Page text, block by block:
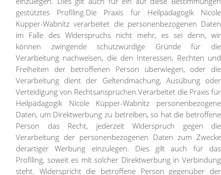
gestütztes Profiling.Die Praxis für Heilpädagogik Nicole
Küpper-Wabnitz verarbeitet die personenbezogenen Daten
im Falle des Widerspruchs nicht mehr, es sei denn, wir
können zwingende schutzwürdige Gründe für die
Verarbeitung nachweisen, die den Interessen, Rechten und
Freiheiten der betroffenen Person überwiegen, oder die
Verarbeitung dient der Geltendmachung, Ausübung oder
Verteidigung von Rechtsansprüchen.Verarbeitet die Praxis für
Heilpädagogik Nicole Küpper-Wabnitz personenbezogene
Daten, um Direktwerbung zu betreiben, so hat die betroffene
Person das Recht, jederzeit Widerspruch gegen die
Verarbeitung der personenbezogenen Daten zum Zwecke
derartiger Werbung einzulegen. Dies gilt auch für das
Profiling, soweit es mit solcher Direktwerbung in Verbindung
steht. Widerspricht die betroffene Person gegenüber der